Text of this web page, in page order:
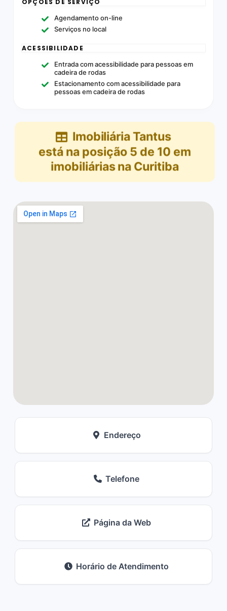
Agendamento on-line
Serviços no local
ACESSIBILIDADE
Entrada com acessibilidade para pessoas em
cadeira de rodas
Estacionamento com acessibilidade para
pessoas em cadeira de rodas
Imobiliária Tantus
está na posição 5 de 10 em
imobiliárias na Curitiba
Endereço
Telefone
Página da Web
Horário de Atendimento